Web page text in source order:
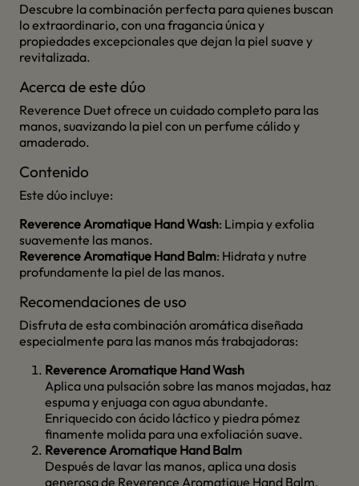
Descubre la combinación perfecta para quienes buscan
lo extraordinario, con una fragancia única y
propiedades excepcionales que dejan la piel suave y
revitalizada.
Acerca de este dúo
Reverence Duet ofrece un cuidado completo para las
manos, suavizando la piel con un perfume cálido y
amaderado.
Contenido
Este dúo incluye:
Reverence Aromatique Hand Wash: Limpia y exfolia
suavemente las manos.
Reverence Aromatique Hand Balm: Hidrata y nutre
profundamente la piel de las manos.
Recomendaciones de uso
Disfruta de esta combinación aromática diseñada
especialmente para las manos más trabajadoras:
Reverence Aromatique Hand Wash
Aplica una pulsación sobre las manos mojadas, haz
espuma y enjuaga con agua abundante.
Enriquecido con ácido láctico y piedra pómez
finamente molida para una exfoliación suave.
Reverence Aromatique Hand Balm
Después de lavar las manos, aplica una dosis
generosa de Reverence Aromatique Hand Balm,